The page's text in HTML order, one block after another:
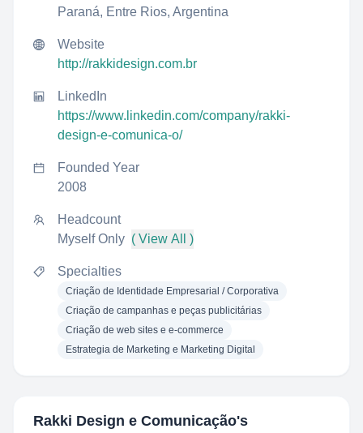
Paraná, Entre Rios, Argentina
Website
http://rakkidesign.com.br
LinkedIn
https://www.linkedin.com/company/rakki-
design-e-comunica-o/
Founded Year
2008
Headcount
Myself Only ( View All )
Specialties
Criação de Identidade Empresarial / Corporativa
Criação de campanhas e peças publicitárias
Criação de web sites e e-commerce
Estrategia de Marketing e Marketing Digital
Rakki Design e Comunicação's